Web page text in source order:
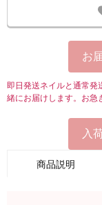
お
即日発送ネイルと通常発
緒にお届けします。お急
入
商品説明